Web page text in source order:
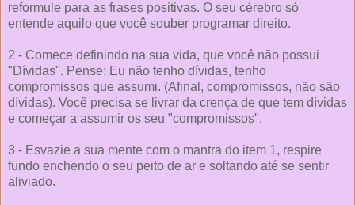
reformule para as frases positivas. O seu cérebro só
entende aquilo que você souber programar direito.
2 - Comece definindo na sua vida, que você não possui
"Dívidas". Pense: Eu não tenho dívidas, tenho
compromissos que assumi. (Afinal, compromissos, não são
dívidas). Você precisa se livrar da crença de que tem dívidas
e começar a assumir os seu "compromissos".
3 - Esvazie a sua mente com o mantra do item 1, respire
fundo enchendo o seu peito de ar e soltando até se sentir
aliviado.